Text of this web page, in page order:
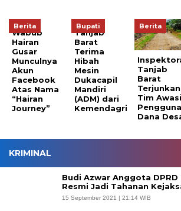
Berita
Wabub
Hairan
Gusar
Munculnya
Akun
Facebook
Atas Nama
“Hairan
Journey”
Bupati
Tanjab
Barat
Terima
Hibah
Mesin
Dukacapil
Mandiri
(ADM) dari
Kemendagri
Berita
Tanjab
Barat
Terjunkan
Tim Awasi
Dana
KRIMINAL
Budi Azwar Anggota
Resmi Jadi Tahanan
15 September 2021 | 21:14 WIB